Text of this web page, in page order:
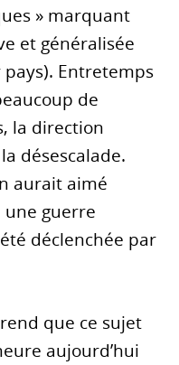
» marquant
et généralisée
Entretemps
de
la direction
désescalade.
aurait aimé
guerre
déclenchée par
que ce sujet
aujourd’hui